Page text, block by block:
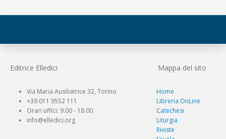
Editrice Elledici Mappa del sito
Via Maria Ausiliatrice 32, Torino
+39 011 9552 111
Orari uffici: 9.00 - 18:00
info@elledici.org
Home
Libreria OnLine
Catechesi
Liturgia
Riviste